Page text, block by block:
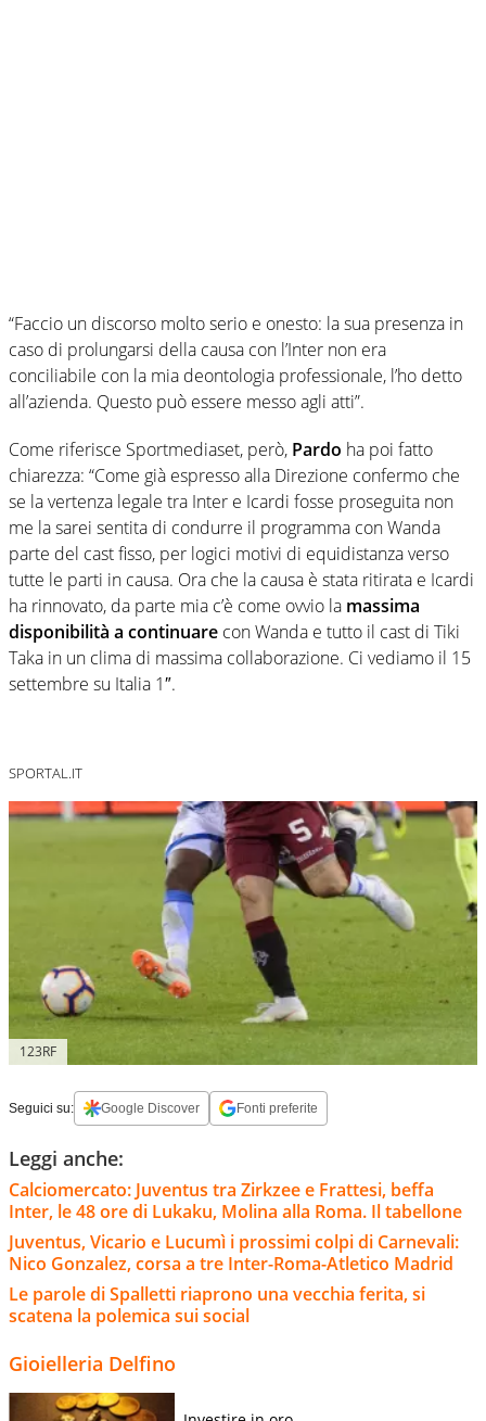
“Faccio un discorso molto serio e onesto: la sua presenza in
caso di prolungarsi della causa con l’Inter non era
conciliabile con la mia deontologia professionale, l’ho detto
all’azienda. Questo può essere messo agli atti”.
Come riferisce Sportmediaset, però, Pardo ha poi fatto
chiarezza: “Come già espresso alla Direzione confermo che
se la vertenza legale tra Inter e Icardi fosse proseguita non
me la sarei sentita di condurre il programma con Wanda
parte del cast fisso, per logici motivi di equidistanza verso
tutte le parti in causa. Ora che la causa è stata ritirata e Icardi
ha rinnovato, da parte mia c’è come ovvio la massima
disponibilità a continuare con Wanda e tutto il cast di Tiki
Taka in un clima di massima collaborazione. Ci vediamo il 15
settembre su Italia 1″.
SPORTAL.IT
123RF
Seguici su: Google Discover Fonti preferite
Leggi anche:
Calciomercato: Juventus tra Zirkzee e Frattesi, beffa
Inter, le 48 ore di Lukaku, Molina alla Roma. Il tabellone
Juventus, Vicario e Lucumì i prossimi colpi di Carnevali:
Nico Gonzalez, corsa a tre Inter-Roma-Atletico Madrid
Le parole di Spalletti riaprono una vecchia ferita, si
scatena la polemica sui social
Gioielleria Delfino